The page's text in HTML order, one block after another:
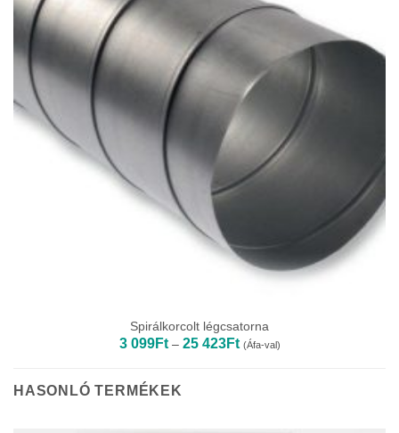
Spirálkorcolt légcsatorna
3 099Ft – 25 423FtÁrtartomány:
3
(Áfa-val)
HASONLÓ TERMÉKEK